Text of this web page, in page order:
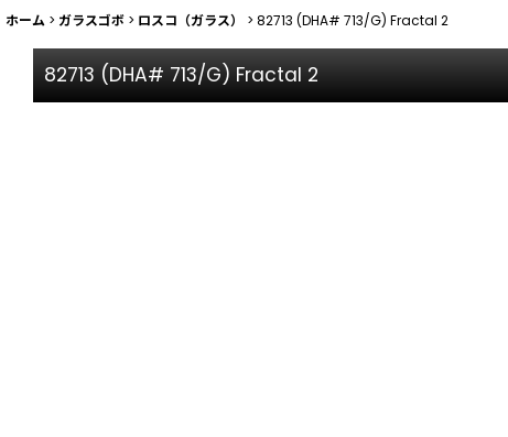
ホーム > ガラスゴボ > ロスコ（ガラス） > 82713 (DHA# 713/G) Fractal 2
82713 (DHA# 713/G) Fractal 2